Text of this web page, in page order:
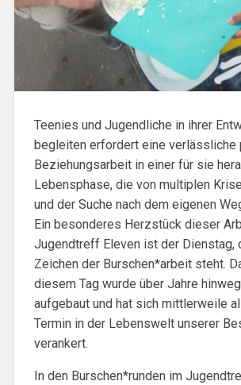
Teenies und Jugendliche in ihrer
begleiten erfordert eine
Beziehungsarbeit in einer für sie
Lebensphase, die von multiplen
und der Suche nach dem eigenen
Ein besonderes Herzstück dieser
Jugendtreff Eleven ist der Dienstag,
Zeichen der Burschen*arbeit steht.
diesem Tag wurde über Jahre
aufgebaut und hat sich mittlerweile
Termin in der Lebenswelt unserer
verankert.
In den Burschen*runden im